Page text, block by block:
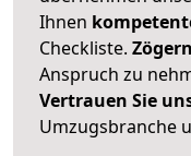
Ihnen
Checkliste.
Anspruch zu
Vertrauen Sie
Umzugsbranche